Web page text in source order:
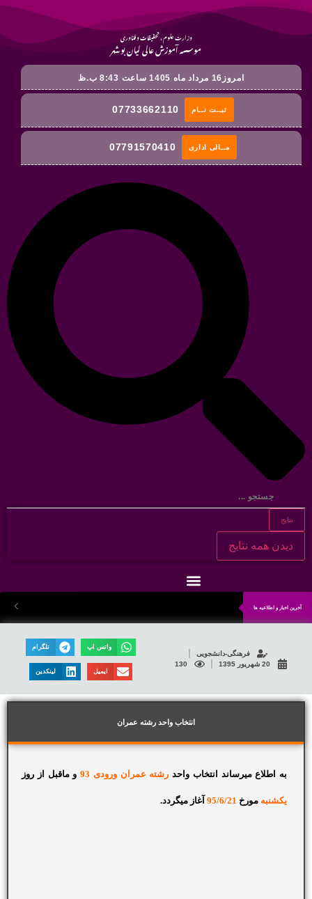
وزارت علوم ، تحقیقات و فناوری
موسسه آموزش عالی لیان بوشهر
امروز16 مرداد ماه 1405 ساعت 8:43 ب.ظ
07733662110 ثبــت نــام
07791570410 مــالی اداری
نتایج
دیدن همه نتایج
آخرین اخبار و اطلاعیه ها
فرهنگی-دانشجویی
20 شهریور 1395
130
واتس اپ تلگرام
ایمیل لینکدین
انتخاب واحد رشته عمران
به اطلاع میرساند انتخاب واحد رشته عمران ورودی 93 و ماقبل از روز
یکشنبه مورخ 95/6/21 آغاز میگردد.